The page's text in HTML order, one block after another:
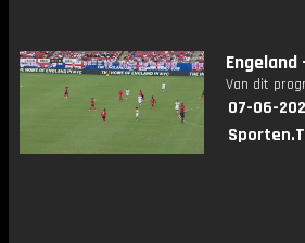
Engeland
Van dit
07-06-